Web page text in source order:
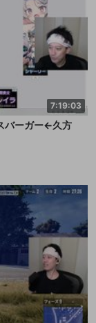
7:19:03
バーガー←久方